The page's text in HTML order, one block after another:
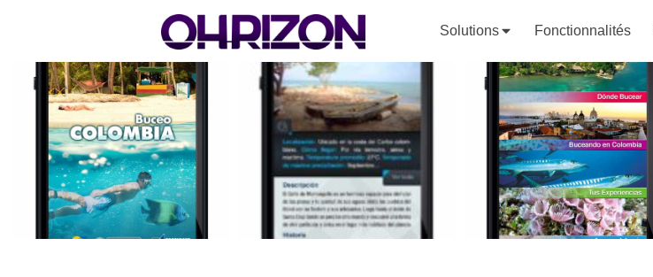
Solutions Fonctionnalités